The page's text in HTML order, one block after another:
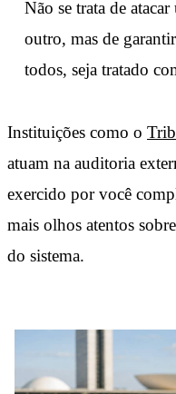
Não se trata de
outro, mas de
todos, seja tratado
Instituições como o
atuam na auditoria
exercido por você
mais olhos atentos
do sistema.